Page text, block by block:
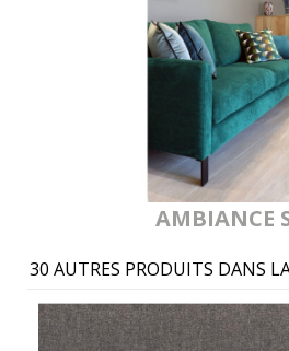
AMBIANCE
30 AUTRES PRODUITS DANS